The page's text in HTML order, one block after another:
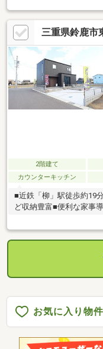
面積は、境界確定後に
干の差異が生じる場合が
用開始済（建物未接続・
三重県鈴鹿市
2階建て
カウンターキッチン
■近鉄「柳」駅徒歩約19
ど収納豊富■便利な家事
お気に入り物